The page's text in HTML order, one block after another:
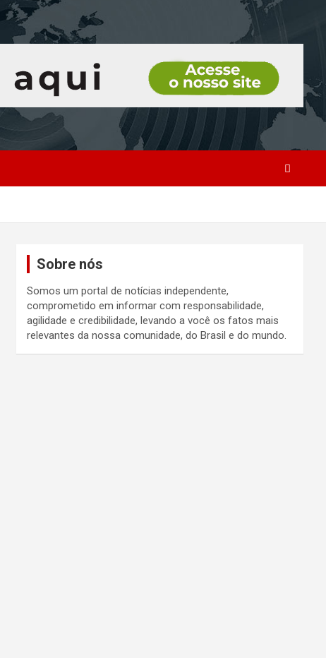
Sobre nós
Somos um portal de notícias independente,
comprometido em informar com responsabilidade,
agilidade e credibilidade, levando a você os fatos mais
relevantes da nossa comunidade, do Brasil e do mundo.